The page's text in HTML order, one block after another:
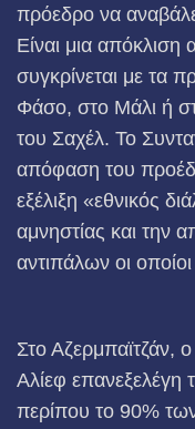
πρόεδρο να
Είναι μια
συγκρίνεται με τα
Φάσο, στο Μάλι ή
του Σαχέλ. Το
απόφαση του
εξέλιξη «εθνικός
αμνηστίας και την
αντιπάλων οι
Στο Αζερμπαϊτζάν,
Αλίεφ επανεξελέγη
περίπου το 90%